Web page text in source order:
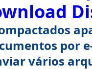
Pc Gamer
por
vários